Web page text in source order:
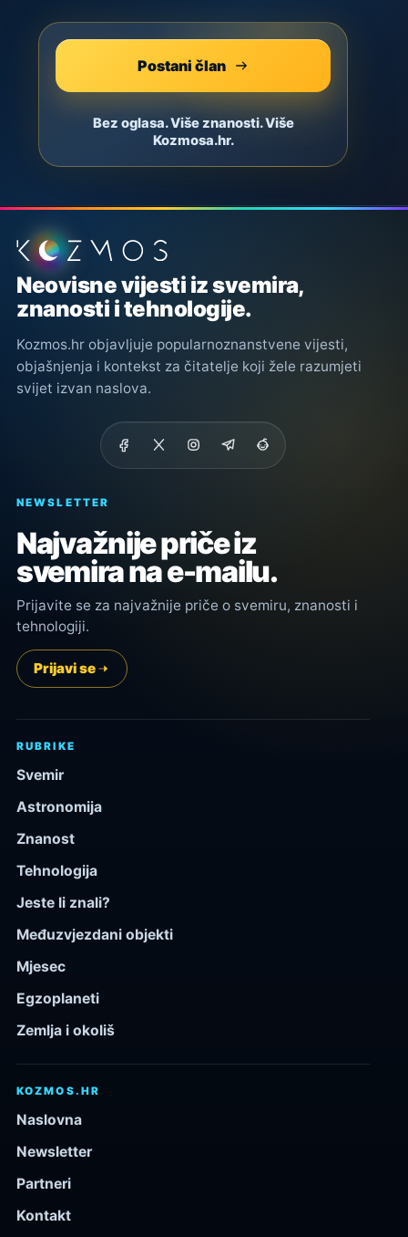
Postani član
Bez oglasa. Više znanosti. Više
Kozmosa.hr.
Podnožje stranice
Neovisne vijesti iz svemira,
znanosti i tehnologije.
Kozmos.hr objavljuje popularnoznanstvene vijesti,
objašnjenja i kontekst za čitatelje koji žele razumjeti
svijet izvan naslova.
NEWSLETTER
Najvažnije priče iz
svemira na e-mailu.
Prijavite se za najvažnije priče o svemiru, znanosti i
tehnologiji.
Prijavi se
RUBRIKE
Svemir
Astronomija
Znanost
Tehnologija
Jeste li znali?
Međuzvjezdani objekti
Mjesec
Egzoplaneti
Zemlja i okoliš
KOZMOS.HR
Naslovna
Newsletter
Partneri
Kontakt